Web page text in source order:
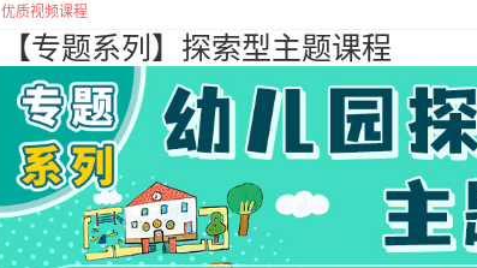
优质视频课程
【专题系列】探索型主题课程